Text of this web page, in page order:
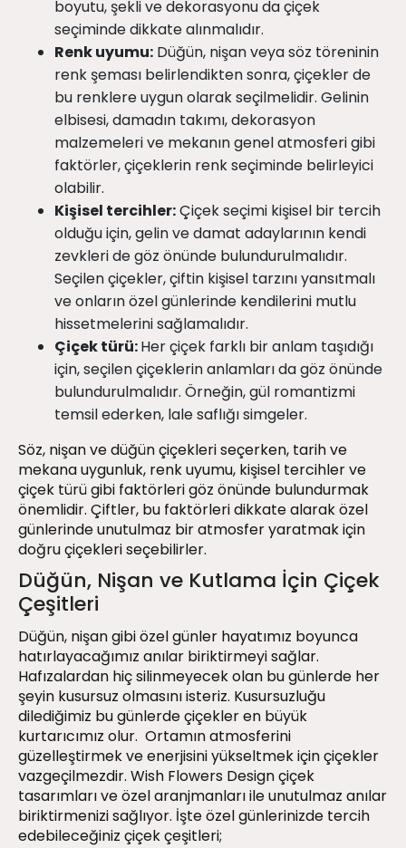
boyutu, şekli ve dekorasyonu da çiçek
seçiminde dikkate alınmalıdır.
Renk uyumu: Düğün, nişan veya söz töreninin
renk şeması belirlendikten sonra, çiçekler de
bu renklere uygun olarak seçilmelidir. Gelinin
elbisesi, damadın takımı, dekorasyon
malzemeleri ve mekanın genel atmosferi gibi
faktörler, çiçeklerin renk seçiminde belirleyici
olabilir.
Kişisel tercihler:Çiçek seçimi kişisel bir tercih
olduğu için, gelin ve damat adaylarının kendi
zevkleri de göz önünde bulundurulmalıdır.
Seçilen çiçekler, çiftin kişisel tarzını yansıtmalı
ve onların özel günlerinde kendilerini mutlu
hissetmelerini sağlamalıdır.
Çiçek türü:Her çiçek farklı bir anlam taşıdığı
için, seçilen çiçeklerin anlamları da göz önünde
bulundurulmalıdır. Örneğin, gül romantizmi
temsil ederken, lale saflığı simgeler.
Söz, nişan ve düğün çiçekleri seçerken, tarih ve
mekana uygunluk, renk uyumu, kişisel tercihler ve
çiçek türü gibi faktörleri göz önünde bulundurmak
önemlidir. Çiftler, bu faktörleri dikkate alarak özel
günlerinde unutulmaz bir atmosfer yaratmak için
doğru çiçekleri seçebilirler.
Düğün, Nişan ve Kutlama İçin Çiçek
Çeşitleri
Düğün, nişan gibi özel günler hayatımız boyunca
hatırlayacağımız anılar biriktirmeyi sağlar.
Hafızalardan hiç silinmeyecek olan bu günlerde her
şeyin kusursuz olmasını isteriz. Kusursuzluğu
dilediğimiz bu günlerde çiçekler en büyük
kurtarıcımız olur. Ortamın atmosferini
güzelleştirmek ve enerjisini yükseltmek için çiçekler
vazgeçilmezdir. Wish Flowers Design çiçek
tasarımları ve özel aranjmanları ile unutulmaz anılar
biriktirmenizi sağlıyor. İşte özel günlerinizde tercih
edebileceğiniz çiçek çeşitleri;